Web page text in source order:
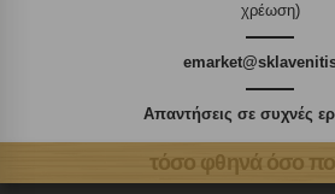
χρέωση)
Απαντήσεις σε συχνές
τόσο φθηνά όσο